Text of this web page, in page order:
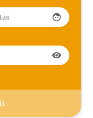
face
visibility